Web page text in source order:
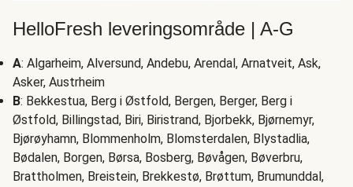
HelloFresh leveringsområde | A-G
A: Algarheim, Alversund, Andebu, Arendal, Arnatveit, Ask,
Asker, Austrheim
B: Bekkestua, Berg i Østfold, Bergen, Berger, Berg i
Østfold, Billingstad, Biri, Biristrand, Bjorbekk, Bjørnemyr,
Bjørøyhamn, Blommenholm, Blomsterdalen, Blystadlia,
Bødalen, Borgen, Børsa, Bosberg, Bøvågen, Bøverbru,
Brattholmen, Breistein, Brekkestø, Brøttum, Brumunddal,